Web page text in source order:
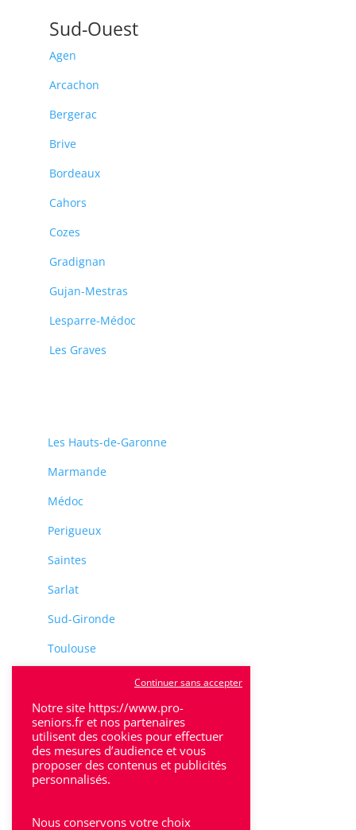
Sud-Ouest
Agen
Arcachon
Bergerac
Brive
Bordeaux
Cahors
Cozes
Gradignan
Gujan-Mestras
Lesparre-Médoc
Les Graves
Les Hauts-de-Garonne
Marmande
Médoc
Perigueux
Saintes
Sarlat
Sud-Gironde
Toulouse
Villeneuve-Sur-Lot
Notre site https://www.pro-
seniors.fr et nos partenaires
utilisent des cookies pour effectuer
des mesures d’audience et vous
proposer des contenus et publicités
personnalisés.
Nous conservons votre choix
Continuer sans accepter